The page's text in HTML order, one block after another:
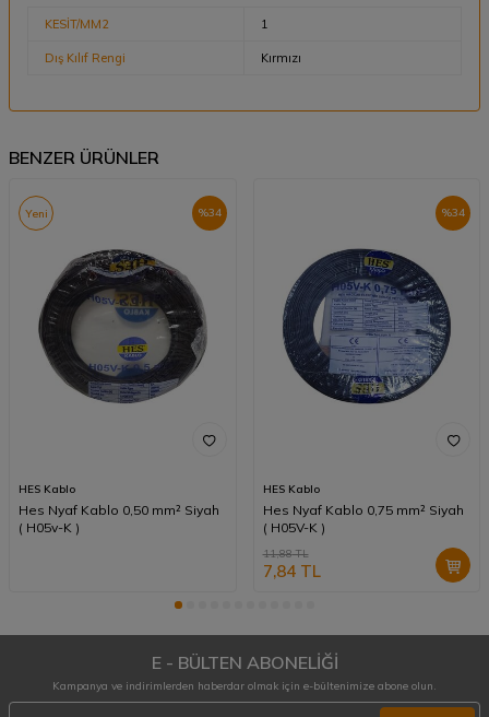
KESİT/MM2 1
Dış Kılıf Rengi Kırmızı
BENZER ÜRÜNLER
%34
Yeni
HES Kablo
Hes Nyaf Kablo 0,50 mm² Siyah
( H05v-K )
%34
HES Kablo
Hes Nyaf Kablo 0,75 mm² Siyah
( H05V-K )
11,88TL
7,84TL
E - BÜLTEN ABONELİĞİ
Kampanya ve indirimlerden haberdar olmak için e-bültenimize abone olun.